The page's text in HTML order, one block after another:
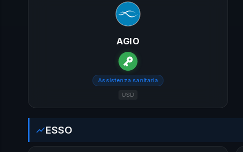
AGIO
Assistenza sanitaria
USD
ESSO